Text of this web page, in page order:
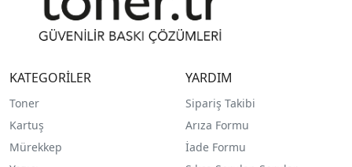
KATEGORİLER
Toner
Kartuş
Mürekkep
YARDIM
Sipariş Takibi
Arıza Formu
İade Formu